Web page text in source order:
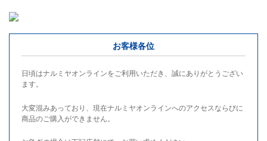
お客様各位
日頃はナルミヤオンラインをご利用いただき、誠にありがとうござい
ます。
大変混みあっており、現在ナルミヤオンラインへのアクセスならびに
商品のご購入ができません。